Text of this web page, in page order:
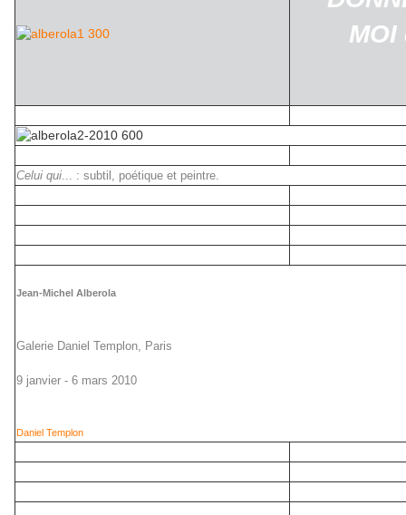
MOI
Celui qui... : subtil, poétique et peintre.
Jean-Michel Alberola
Galerie Daniel Templon, Paris
9 janvier - 6 mars 2010
Daniel Templon